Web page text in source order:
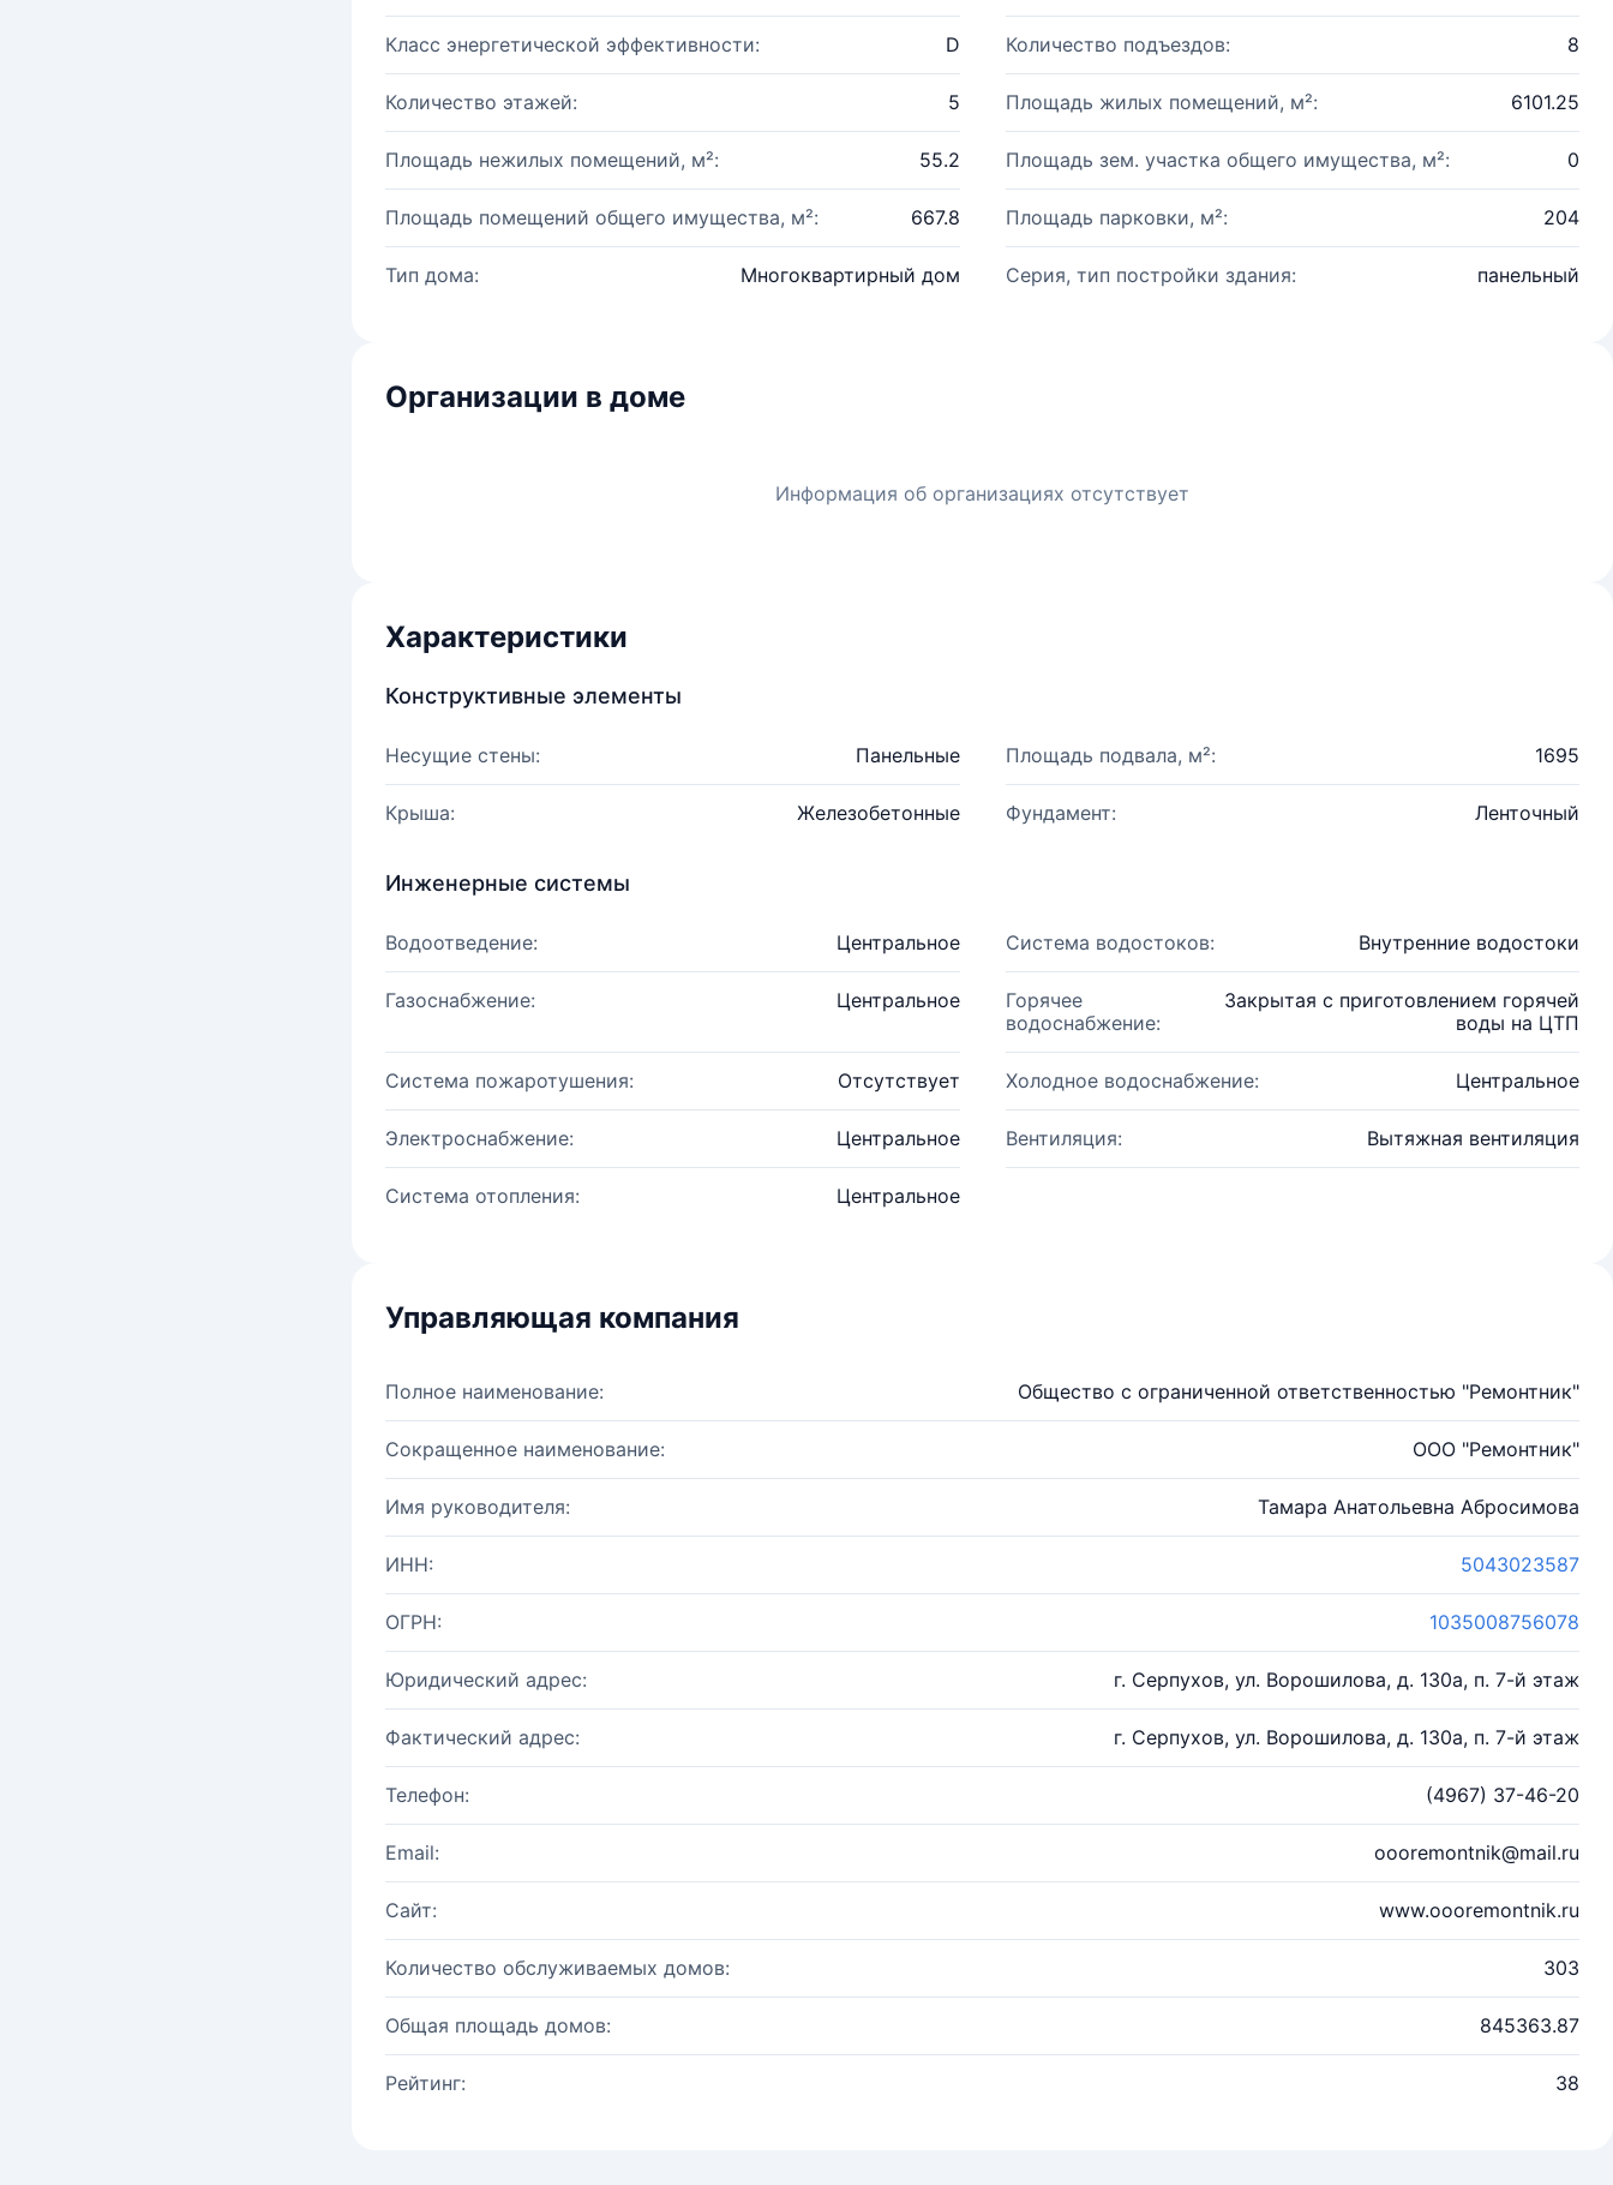
Класс энергетической эффективности: D Количество подъездов: 8
Количество этажей: 5 Площадь жилых помещений, м²: 6101.25
Площадь нежилых помещений, м²: 55.2 Площадь зем. участка общего имущества, м²: 0
Площадь помещений общего имущества, м²: 667.8 Площадь парковки, м²: 204
Тип дома: Многоквартирный дом Серия, тип постройки здания: панельный
Организации в доме
Информация об организациях отсутствует
Характеристики
Конструктивные элементы
Несущие стены: Панельные Площадь подвала, м²: 1695
Крыша: Железобетонные Фундамент: Ленточный
Инженерные системы
Водоотведение: Центральное Система водостоков: Внутренние водостоки
Газоснабжение: Центральное
Горячее
водоснабжение:
Закрытая с приготовлением горячей
воды на ЦТП
Система пожаротушения: Отсутствует Холодное водоснабжение: Центральное
Электроснабжение: Центральное Вентиляция: Вытяжная вентиляция
Система отопления: Центральное
Управляющая компания
Полное наименование: Общество с ограниченной ответственностью "Ремонтник"
Сокращенное наименование: ООО "Ремонтник"
Имя руководителя: Тамара Анатольевна Абросимова
ИНН: 5043023587
ОГРН: 1035008756078
Юридический адрес: г. Серпухов, ул. Ворошилова, д. 130а, п. 7-й этаж
Фактический адрес: г. Серпухов, ул. Ворошилова, д. 130а, п. 7-й этаж
Телефон: (4967) 37-46-20
Email: oooremontnik@mail.ru
Сайт: www.oooremontnik.ru
Количество обслуживаемых домов: 303
Общая площадь домов: 845363.87
Рейтинг: 38